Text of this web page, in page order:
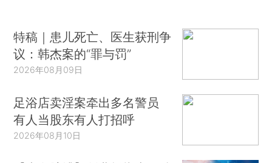
特稿｜患儿死亡、医生获刑争
议：韩杰案的“罪与罚”
2026年08月09日
足浴店卖淫案牵出多名警员
有人当股东有人打招呼
2026年08月10日